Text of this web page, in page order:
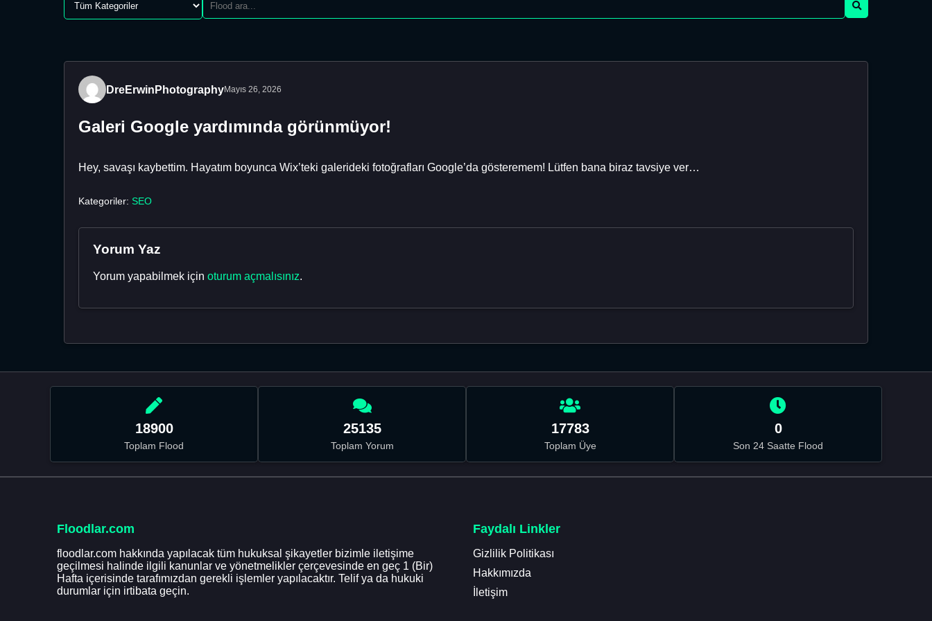
DreErwinPhotographyMayıs 26, 2026
Galeri Google yardımında görünmüyor!
Hey, savaşı kaybettim. Hayatım boyunca Wix’teki galerideki fotoğrafları Google’da gösteremem! Lütfen bana biraz tavsiye ver…
Kategoriler: SEO
Yorum Yaz
Yorum yapabilmek için oturum açmalısınız.
18900
Toplam Flood
25135
Toplam Yorum
17783
Toplam Üye
0
Son 24 Saatte Flood
Floodlar.com
floodlar.com hakkında yapılacak tüm hukuksal şikayetler bizimle iletişime
geçilmesi halinde ilgili kanunlar ve yönetmelikler çerçevesinde en geç 1 (Bir)
Hafta içerisinde tarafımızdan gerekli işlemler yapılacaktır. Telif ya da hukuki
durumlar için irtibata geçin.
Faydalı Linkler
Gizlilik Politikası
Hakkımızda
İletişim